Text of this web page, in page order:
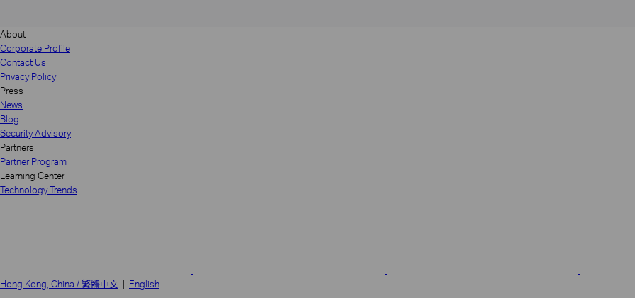
About
Corporate Profile
Contact Us
Privacy Policy
Press
News
Blog
Security Advisory
Partners
Partner Program
Learning Center
Technology Trends
Hong Kong, China / 繁體中文 | English